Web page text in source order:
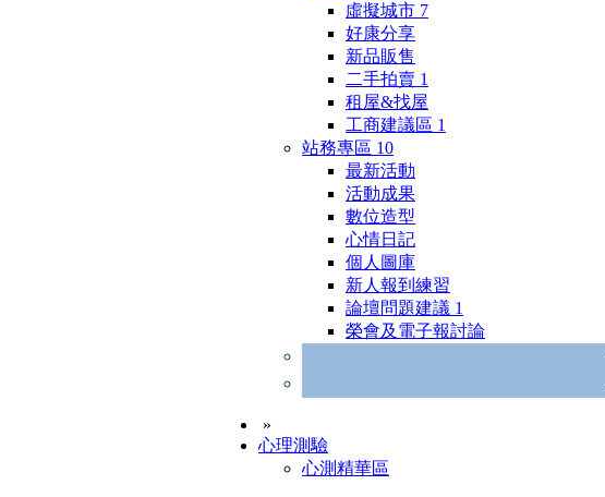
虛擬城市 7
好康分享
新品販售
二手拍賣 1
租屋&找屋
工商建議區 1
站務專區 10
最新活動
活動成果
數位造型
心情日記
個人圖庫
新人報到練習
論壇問題建議 1
榮會及電子報討論
»
心理測驗
心測精華區